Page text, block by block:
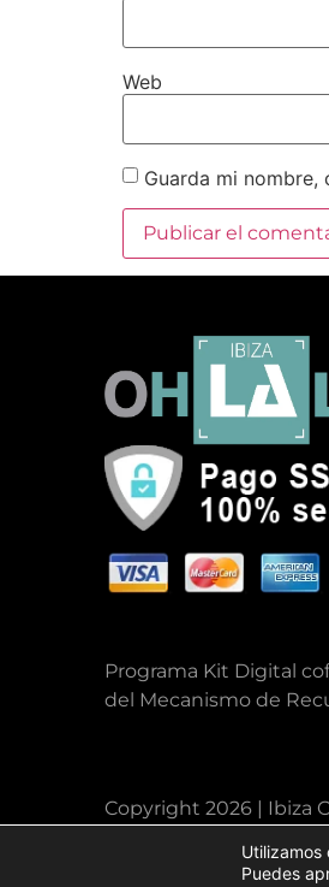
Web
Guarda mi
Programa Kit Digital
del Mecanismo de
Copyright 2026 | Ibiza
Utilizamos
Puedes